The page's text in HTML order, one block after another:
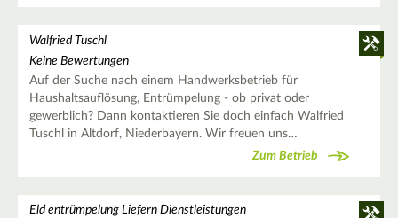
Walfried Tuschl
Keine Bewertungen
Auf der Suche nach einem Handwerksbetrieb für
Haushaltsauflösung, Entrümpelung - ob privat oder
gewerblich? Dann kontaktieren Sie doch einfach Walfried
Tuschl in Altdorf, Niederbayern. Wir freuen uns…
Zum Betrieb
Eld entrümpelung Liefern Dienstleistungen